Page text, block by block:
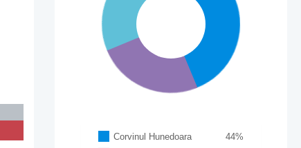
Corvinul Hunedoara %
44